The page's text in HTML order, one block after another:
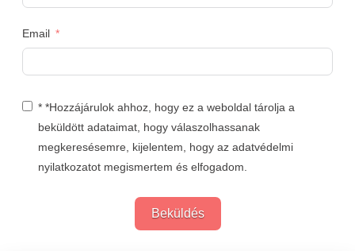
Email
* *Hozzájárulok ahhoz, hogy ez a weboldal tárolja a
beküldött adataimat, hogy válaszolhassanak
megkeresésemre, kijelentem, hogy az adatvédelmi
nyilatkozatot megismertem és elfogadom.
Beküldés